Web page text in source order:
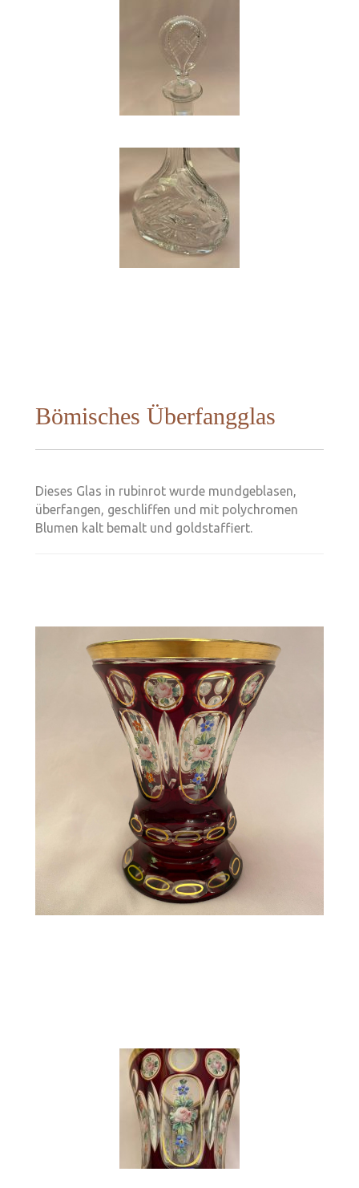
Bömisches Überfangglas
Dieses Glas in rubinrot wurde mundgeblasen,
überfangen, geschliffen und mit polychromen
Blumen kalt bemalt und goldstaffiert.